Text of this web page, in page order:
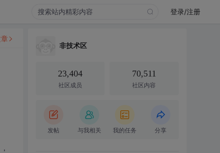
登录/注册
非技术区
23,404
社区成员
70,511
社区内容
发帖 与我相关 我的任务 分享